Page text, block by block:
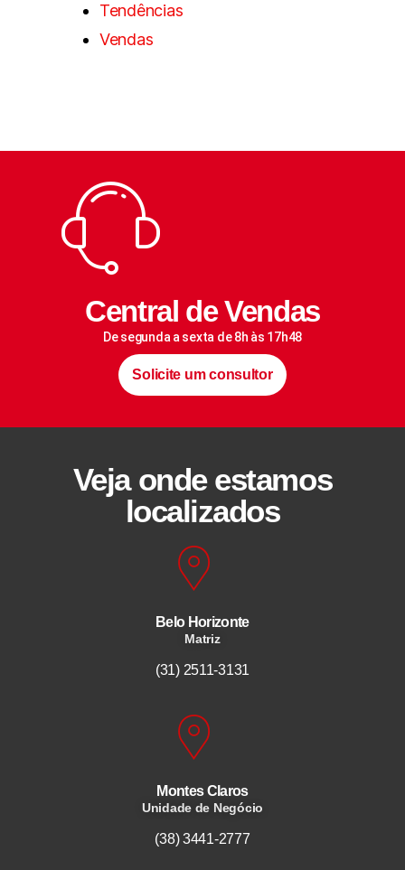
Tendências
Vendas
Central de Vendas
De segunda a sexta de 8h às 17h48
Solicite um consultor
Veja onde estamos
localizados
Belo Horizonte
Matriz
(31) 2511-3131
Montes Claros
Unidade de Negócio
(38) 3441-2777